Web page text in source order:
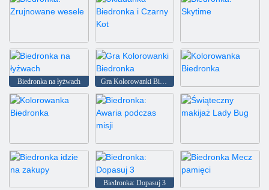
Biedronka: Zrujnowane wesele Układanka Biedronka i Czarny Kot Biedronka: Skytime
Biedronka na łyżwach
Gra Kolorowanki Biedronka
Kolorowanka Biedronka
Kolorowanka Biedronka Biedronka: Awaria podczas misji Świąteczny makijaż Lady Bug
Biedronka: Dopasuj 3